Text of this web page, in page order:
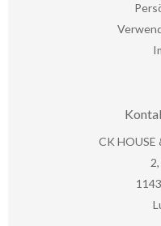
CK HOUSE
1143